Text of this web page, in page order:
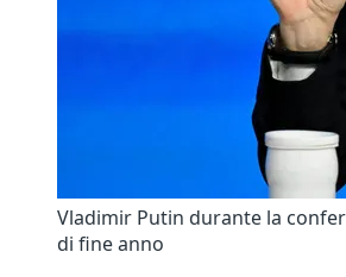
Vladimir Putin durante la
di fine anno